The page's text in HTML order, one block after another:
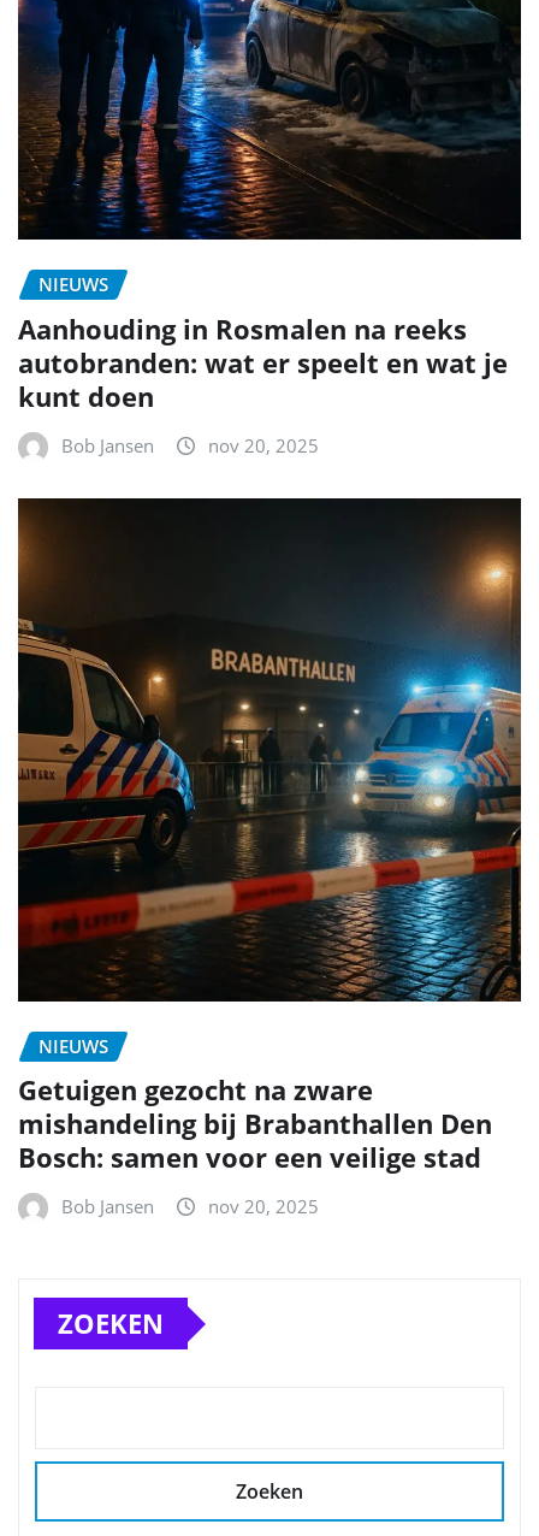
NIEUWS
Aanhouding in Rosmalen na reeks
autobranden: wat er speelt en wat je
kunt doen
Bob Jansen nov 20, 2025
NIEUWS
Getuigen gezocht na zware
mishandeling bij Brabanthallen Den
Bosch: samen voor een veilige stad
Bob Jansen nov 20, 2025
ZOEKEN
Zoeken